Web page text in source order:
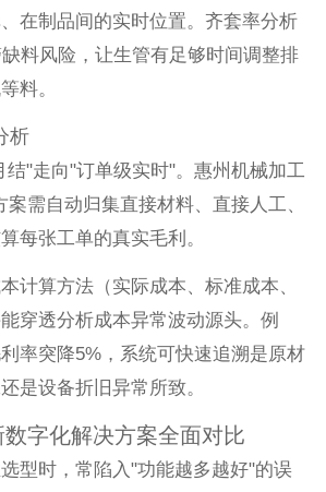
在制品间的实时位置。齐套率分析
料风险，让生管有足够时间调整排
料。
析
结"走向"订单级实时"。惠州机械加工
需自动归集直接材料、直接人工、
每张工单的真实毛利。
计算方法（实际成本、标准成本、
穿透分析成本异常波动源头。例
率突降5%，系统可快速追溯是原材
是设备折旧异常所致。
字化解决方案全面对比
型时，常陷入"功能越多越好"的误